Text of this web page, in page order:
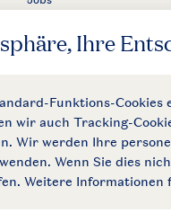
Presse
Allgemeine Bedingungen